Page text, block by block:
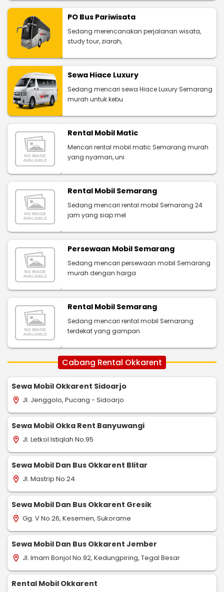
PO Bus Pariwisata
Sedang merencanakan perjalanan wisata,
study tour, ziarah,
Sewa Hiace Luxury
Sedang mencari sewa Hiace Luxury Semarang
murah untuk kebu
Rental Mobil Matic
Mencari rental mobil matic Semarang murah
yang nyaman, uni
Rental Mobil Semarang
Sedang mencari rental mobil Semarang 24
jam yang siap mel
Persewaan Mobil Semarang
Sedang mencari persewaan mobil Semarang
murah dengan harga
Rental Mobil Semarang
Sedang mencari rental mobil Semarang
terdekat yang gampan
Cabang Rental Okkarent
Sewa Mobil Okkarent Sidoarjo
location_on Jl. Jenggolo, Pucang - Sidoarjo
Sewa Mobil Okka Rent Banyuwangi
location_on Jl. Letkol Istiqlah No.95
Sewa Mobil Dan Bus Okkarent Blitar
location_on Jl. Mastrip No.24
Sewa Mobil Dan Bus Okkarent Gresik
location_on Gg. V No.26, Kesemen, Sukorame
Sewa Mobil Dan Bus Okkarent Jember
location_on Jl. Imam Bonjol No.92, Kedungpiring, Tegal Besar
Rental Mobil Okkarent